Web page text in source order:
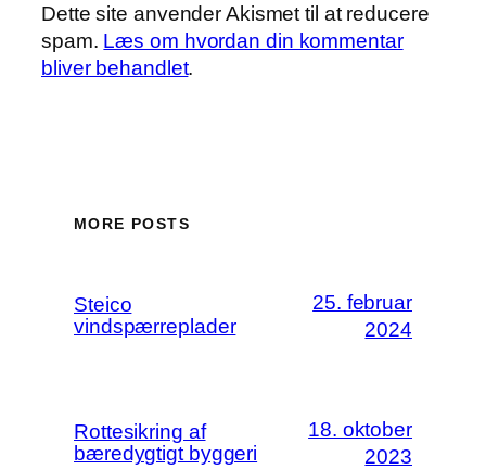
Dette site anvender Akismet til at reducere
spam. Læs om hvordan din kommentar
bliver behandlet.
MORE POSTS
Steico
vindspærreplader
25. februar
2024
Rottesikring af
bæredygtigt byggeri
18. oktober
2023